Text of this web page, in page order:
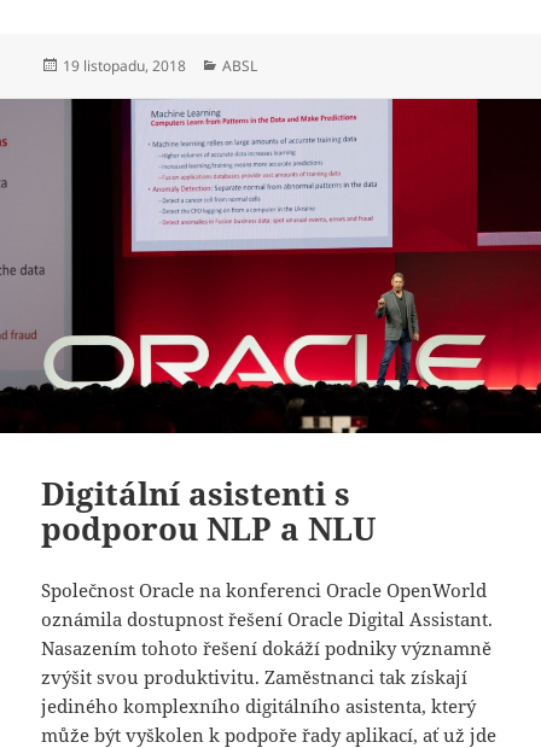
Publikováno:
19 listopadu, 2018 Rubriky:
ABSL
Digitální asistenti s
podporou NLP a NLU
Společnost Oracle na konferenci Oracle OpenWorld
oznámila dostupnost řešení Oracle Digital Assistant.
Nasazením tohoto řešení dokáží podniky významně
zvýšit svou produktivitu. Zaměstnanci tak získají
jediného komplexního digitálního asistenta, který
může být vyškolen k podpoře řady aplikací, ať už jde